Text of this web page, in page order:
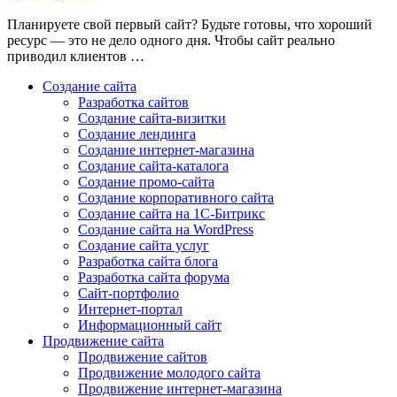
Планируете свой первый сайт? Будьте готовы, что хороший
ресурс — это не дело одного дня. Чтобы сайт реально
приводил клиентов …
Создание сайта
Разработка сайтов
Создание сайта-визитки
Создание лендинга
Создание интернет-магазина
Создание сайта-каталога
Создание промо-сайта
Создание корпоративного сайта
Создание сайта на 1С-Битрикс
Создание сайта на WordPress
Создание сайта услуг
Разработка сайта блога
Разработка сайта форума
Сайт-портфолио
Интернет-портал
Информационный сайт
Продвижение сайта
Продвижение сайтов
Продвижение молодого сайта
Продвижение интернет-магазина